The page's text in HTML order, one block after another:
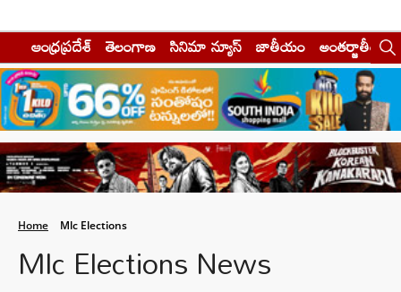
ఆంధ్రప్రదేశ్ తెలంగాణ సినిమా న్యూస్ జాతీయం అంతర్జాతీయం
Home Mlc Elections
Mlc Elections News